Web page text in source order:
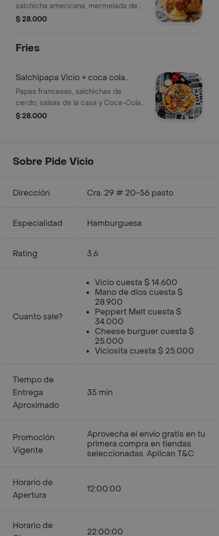
salchicha americana, mermelada de
cebolla y bacon, nuggets de pollo y
$ 28.000
Fries
Salchipapa Vicio + coca cola
gratis
Papas francesas, salchichas de
cerdo, salsas de la casa y Coca-Cola
250 ml.
$ 28.000
Sobre Pide Vicio
Dirección Cra. 29 # 20-56 pasto
Especialidad Hamburguesa
Rating 3.6
Cuanto sale?
Vicio cuesta $ 14.600
Mano de dios cuesta $
28.900
Peppert Melt cuesta $
34.000
Cheese burguer cuesta $
25.000
Viciosita cuesta $ 25.000
Tiempo de
Entrega
Aproximado
35 min
Promoción
Vigente
Aprovecha el envío gratis en tu
primera compra en tiendas
seleccionadas. Aplican T&C
Horario de
Apertura
12:00:00
Horario de
22:00:00